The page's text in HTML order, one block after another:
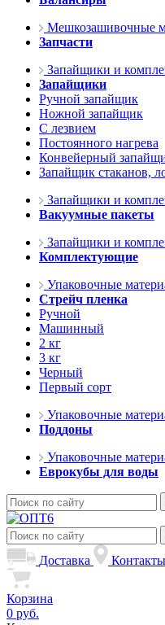
Мешкозашивочные
Запчасти
Запайщики и
Запайщики
Ручной запайщик
Ножной запайщик
С лезвием
Постоянного нагрева
Конвейерный
Запайщик стаканов,
Запайщики и
Вакуумные пакеты
Запайщики и
Комплектующие
Упаковочные
Стрейч пленка
Ручной
Машинный
2 кг
3 кг
Черный
Первый сорт
Упаковочные
Поддоны
Упаковочные
Еврокубы для воды
Доставка
Контакты
Корзина
0 руб.